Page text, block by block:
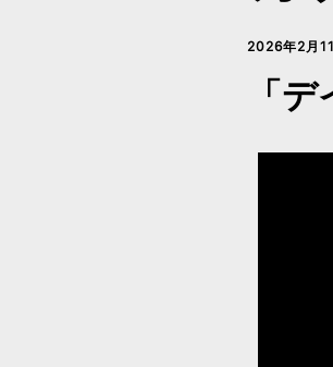
2026年2月
「